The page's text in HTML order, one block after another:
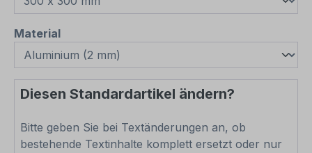
Materialauswählen
Diesen Standardartikel ändern?
Bitte geben Sie bei Textänderungen an, ob
bestehende Textinhalte komplett ersetzt oder nur